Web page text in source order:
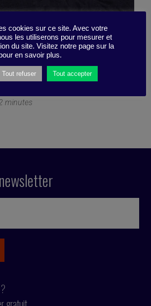
recruteurs
!
minutes
cookies sur ce site. Avec votre
les utiliserons pour mesurer et
du site. Visitez notre page sur la
en savoir plus.
Tout refuser Tout accepter